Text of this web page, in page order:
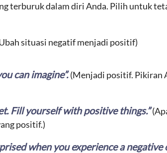
terburuk dalam diri Anda. Pilih untuk
situasi negatif menjadi positif)
can imagine”.(Menjadi positif. Pikiran
Fill yourself with positive things.”
positif.)
when you experience a